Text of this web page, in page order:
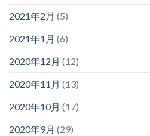
2021年2月 (5)
2021年1月 (6)
2020年12月 (12)
2020年11月 (13)
2020年10月 (17)
2020年9月 (29)